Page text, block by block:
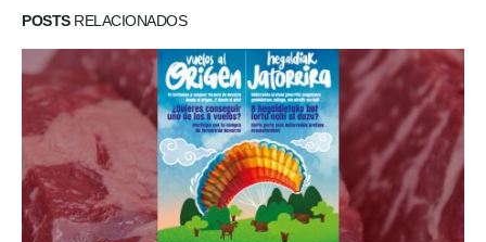
POSTSRELACIONADOS